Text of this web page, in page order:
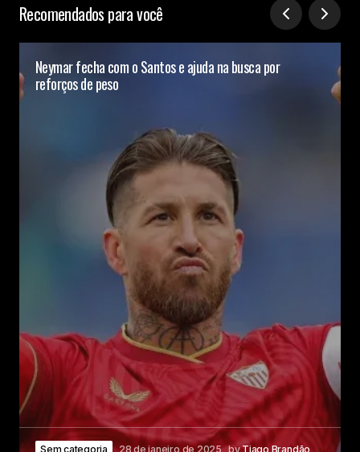
Recomendados para você
Neymar fecha com o Santos e ajuda na busca por
reforços de peso
Sem categoria 28 de janeiro de 2025 byTiago Brandão